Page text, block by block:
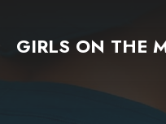
contenu
GIRLS ON THE